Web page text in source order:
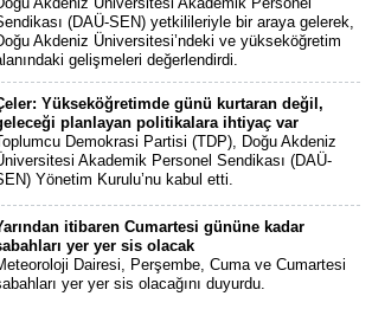
(DAÜ-SEN) yetkilileriyle bir araya gelerek,
Akdeniz Üniversitesi’ndeki ve yükseköğretim
gelişmeleri değerlendirdi.
Yükseköğretimde günü kurtaran değil,
planlayan politikalara ihtiyaç var
Demokrasi Partisi (TDP), Doğu Akdeniz
Akademik Personel Sendikası (DAÜ-
Yönetim Kurulu’nu kabul etti.
itibaren Cumartesi gününe kadar
yer yer sis olacak
Dairesi, Perşembe, Cuma ve Cumartesi
yer yer sis olacağını duyurdu.